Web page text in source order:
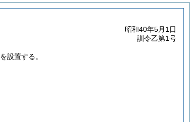
昭和40年5月1日
訓令乙第1号
を設置する。